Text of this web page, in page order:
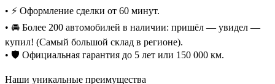
• ⚡ Оформление сделки от 60 минут.
• 🚘 Более 200 автомобилей в наличии: пришёл — увидел —
купил! (Самый большой склад в регионе).
• 🛡️ Официальная гарантия до 5 лет или 150 000 км.
Наши уникальные преимущества